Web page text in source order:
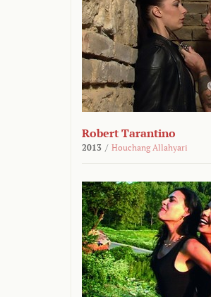
Robert Tarantino
2013 / Houchang Allahyari